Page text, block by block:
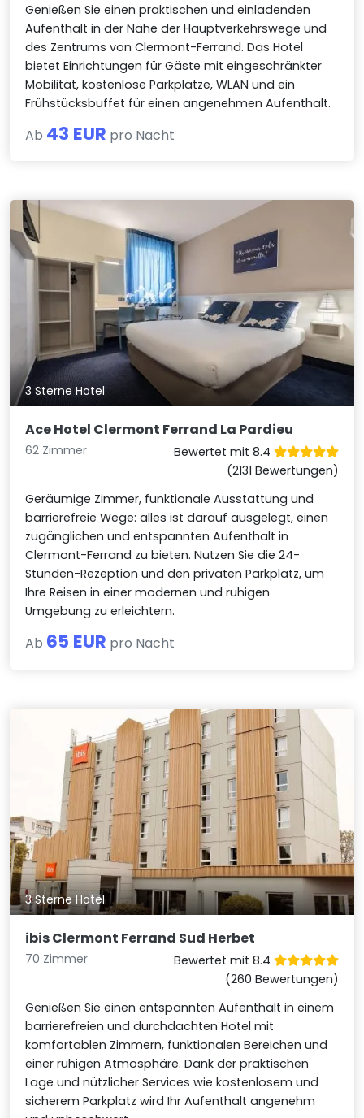
Genießen Sie einen praktischen und einladenden
Aufenthalt in der Nähe der Hauptverkehrswege und
des Zentrums von Clermont-Ferrand. Das Hotel
bietet Einrichtungen für Gäste mit eingeschränkter
Mobilität, kostenlose Parkplätze, WLAN und ein
Frühstücksbuffet für einen angenehmen Aufenthalt.
Ab 43 EUR pro Nacht
3 Sterne Hotel
Ace Hotel Clermont Ferrand La Pardieu
62 Zimmer
Bewertet mit 8.4
(2131 Bewertungen)
Geräumige Zimmer, funktionale Ausstattung und
barrierefreie Wege: alles ist darauf ausgelegt, einen
zugänglichen und entspannten Aufenthalt in
Clermont-Ferrand zu bieten. Nutzen Sie die 24-
Stunden-Rezeption und den privaten Parkplatz, um
Ihre Reisen in einer modernen und ruhigen
Umgebung zu erleichtern.
Ab 65 EUR pro Nacht
3 Sterne Hotel
ibis Clermont Ferrand Sud Herbet
70 Zimmer
Bewertet mit 8.4
(260 Bewertungen)
Genießen Sie einen entspannten Aufenthalt in einem
barrierefreien und durchdachten Hotel mit
komfortablen Zimmern, funktionalen Bereichen und
einer ruhigen Atmosphäre. Dank der praktischen
Lage und nützlicher Services wie kostenlosem und
sicherem Parkplatz wird Ihr Aufenthalt angenehm